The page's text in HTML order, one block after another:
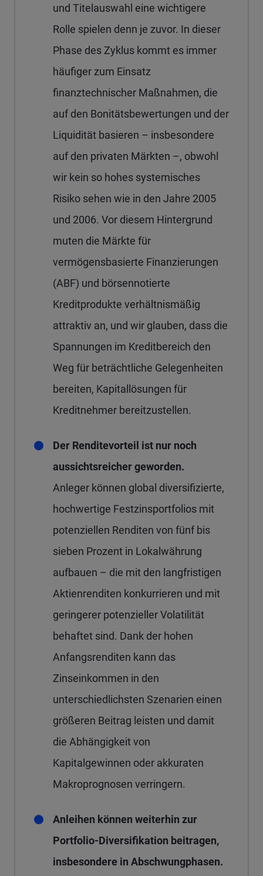
und Titelauswahl eine wichtigere
Rolle spielen denn je zuvor. In dieser
Phase des Zyklus kommt es immer
häufiger zum Einsatz
finanztechnischer Maßnahmen, die
auf den Bonitätsbewertungen und der
Liquidität basieren – insbesondere
auf den privaten Märkten –, obwohl
wir kein so hohes systemisches
Risiko sehen wie in den Jahre 2005
und 2006. Vor diesem Hintergrund
muten die Märkte für
vermögensbasierte Finanzierungen
(ABF) und börsennotierte
Kreditprodukte verhältnismäßig
attraktiv an, und wir glauben, dass die
Spannungen im Kreditbereich den
Weg für beträchtliche Gelegenheiten
bereiten, Kapitallösungen für
Kreditnehmer bereitzustellen.
Der Renditevorteil ist nur noch
aussichtsreicher geworden.
Anleger können global diversifizierte,
hochwertige Festzinsportfolios mit
potenziellen Renditen von fünf bis
sieben Prozent in Lokalwährung
aufbauen – die mit den langfristigen
Aktienrenditen konkurrieren und mit
geringerer potenzieller Volatilität
behaftet sind. Dank der hohen
Anfangsrenditen kann das
Zinseinkommen in den
unterschiedlichsten Szenarien einen
größeren Beitrag leisten und damit
die Abhängigkeit von
Kapitalgewinnen oder akkuraten
Makroprognosen verringern.
Anleihen können weiterhin zur
Portfolio-Diversifikation beitragen,
insbesondere in Abschwungphasen.